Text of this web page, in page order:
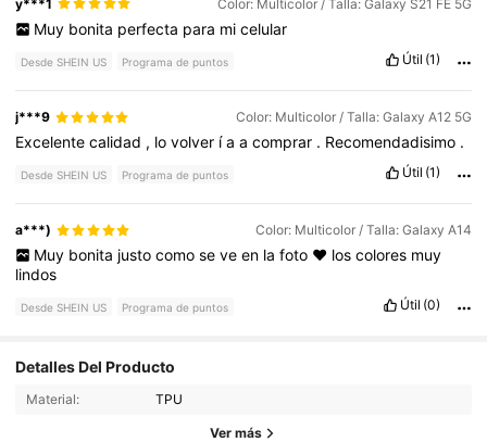
funcionalidad y definitivamentehacequemitelé fono
sevea muchomásdivertidoyúnico
y***1 Color: Multicolor / Talla: Galaxy S21 FE 5G
Muy bonita perfecta para mi celular
Desde SHEIN US Programa de puntos Útil (1)
j***9 Color: Multicolor / Talla: Galaxy A12 5G
Excelentecalidad , lovolver íaacomprar . Recomendadisimo .
Desde SHEIN US Programa de puntos Útil (1)
a***) Color: Multicolor / Talla: Galaxy A14
Muy bonita justo como se ve en la foto ❤️ los colores muy
lindos
Desde SHEIN US Programa de puntos Útil (0)
Detalles Del Producto
Material: TPU
Ver más
17K Seguidores